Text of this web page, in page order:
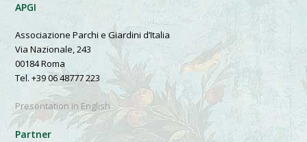
APGI
Associazione Parchi e Giardini d’Italia
Via Nazionale, 243
00184 Roma
Tel. +39 06 48777 223
Presentation in English
Partner